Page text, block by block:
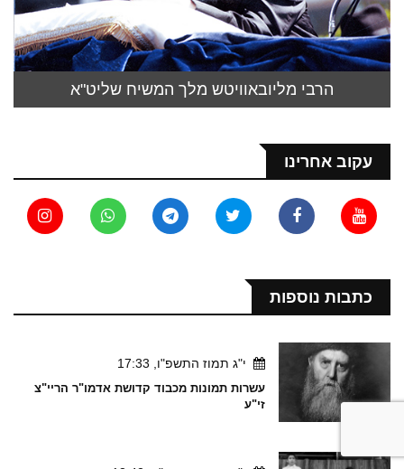
הרבי מליובאוויטש מלך המשיח שליט"א
עקוב אחרינו
כתבות נוספות
י"ג תמוז התשפ"ו, 17:33
עשרות תמונות מכבוד קדושת אדמו"ר הריי"צ
זי"ע